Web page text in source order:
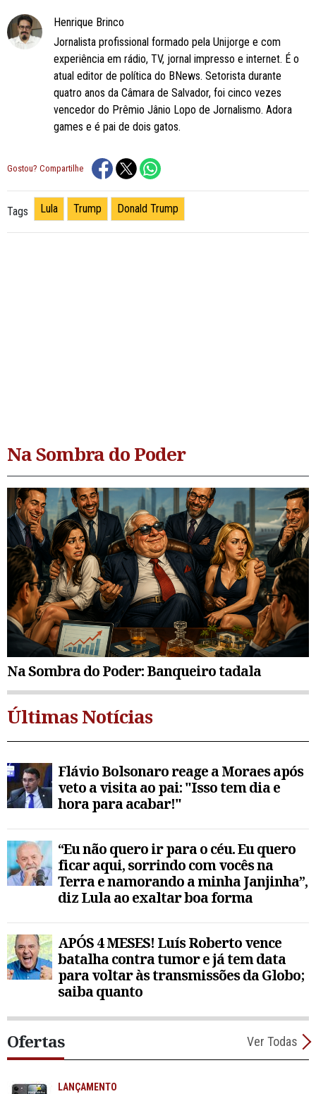
Henrique Brinco
Jornalista profissional formado pela Unijorge e com
experiência em rádio, TV, jornal impresso e internet. É o
atual editor de política do BNews. Setorista durante
quatro anos da Câmara de Salvador, foi cinco vezes
vencedor do Prêmio Jânio Lopo de Jornalismo. Adora
games e é pai de dois gatos.
Gostou? Compartilhe
Tags Lula Trump Donald Trump
Na Sombra do Poder
Na Sombra do Poder: Banqueiro tadala
Últimas Notícias
Flávio Bolsonaro reage a Moraes após
veto a visita ao pai: "Isso tem dia e
hora para acabar!"
“Eu não quero ir para o céu. Eu quero
ficar aqui, sorrindo com vocês na
Terra e namorando a minha Janjinha”,
diz Lula ao exaltar boa forma
APÓS 4 MESES! Luís Roberto vence
batalha contra tumor e já tem data
para voltar às transmissões da Globo;
saiba quanto
Ofertas Ver Todas
LANÇAMENTO